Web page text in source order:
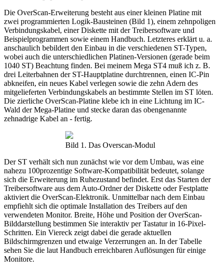
Die OverScan-Erweiterung besteht aus einer kleinen Platine mit
zwei programmierten Logik-Bausteinen (Bild 1), einem zehnpoligen
Verbindungskabel, einer Diskette mit der Treibersoftware und
Beispielprogrammen sowie einem Handbuch. Letzteres erklärt u. a.
anschaulich bebildert den Einbau in die verschiedenen ST-Typen,
wobei auch die unterschiedlichen Platinen-Versionen (gerade beim
1040 ST) Beachtung finden. Bei meinem Mega ST4 muß ich z. B.
drei Leiterbahnen der ST-Hauptplatine durchtrennen, einen IC-Pin
abkneifen, ein neues Kabel verlegen sowie die zehn Adern des
mitgelieferten Verbindungskabels an bestimmte Stellen im ST löten.
Die zierliche OverScan-Platine klebe ich in eine Lichtung im IC-
Wald der Mega-Platine und stecke daran das obengenannte
zehnadrige Kabel an - fertig.
Bild 1. Das Overscan-Modul
Der ST verhält sich nun zunächst wie vor dem Umbau, was eine
nahezu 100prozentige Software-Kompatibilität bedeutet, solange
sich die Erweiterung im Ruhezustand befindet. Erst das Starten der
Treibersoftware aus dem Auto-Ordner der Diskette oder Festplatte
aktiviert die OverScan-Elektronik. Unmittelbar nach dem Einbau
empfiehlt sich die optimale Installation des Treibers auf den
verwendeten Monitor. Breite, Höhe und Position der OverScan-
Bilddarstellung bestimmen Sie interaktiv per Tastatur in 16-Pixel-
Schritten. Ein Viereck zeigt dabei die gerade aktuellen
Bildschirmgrenzen und etwaige Verzerrungen an. In der Tabelle
sehen Sie die laut Handbuch erreichbaren Auflösungen für einige
Monitore.